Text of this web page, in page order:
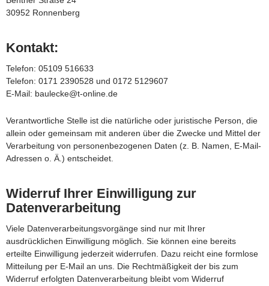
30952 Ronnenberg
Kontakt:
Telefon: 05109 516633
Telefon: 0171 2390528 und 0172 5129607
E-Mail: baulecke@t-online.de
Verantwortliche Stelle ist die natürliche oder juristische Person, die
allein oder gemeinsam mit anderen über die Zwecke und Mittel der
Verarbeitung von personenbezogenen Daten (z. B. Namen, E-Mail-
Adressen o. Ä.) entscheidet.
Widerruf Ihrer Einwilligung zur
Datenverarbeitung
Viele Datenverarbeitungsvorgänge sind nur mit Ihrer
ausdrücklichen Einwilligung möglich. Sie können eine bereits
erteilte Einwilligung jederzeit widerrufen. Dazu reicht eine formlose
Mitteilung per E-Mail an uns. Die Rechtmäßigkeit der bis zum
Widerruf erfolgten Datenverarbeitung bleibt vom Widerruf